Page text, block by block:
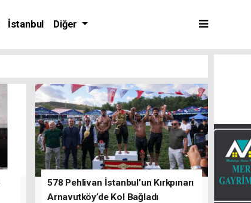
İstanbul Diğer
578 Pehlivan İstanbul’un Kırkpınarı
Arnavutköy’de Kol Bağladı